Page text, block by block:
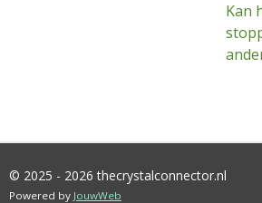
Kan
© 2025 - 2026 thecrystalconnector.nl
Powered by JouwWeb